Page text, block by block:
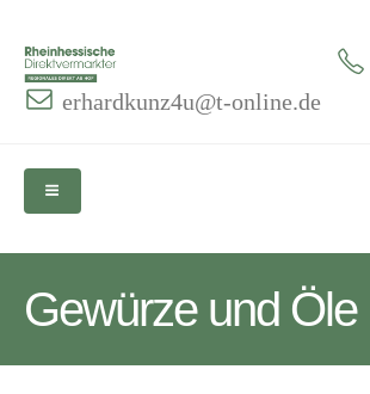
erhardkunz4u@t-online.de
Gewürze und Öle